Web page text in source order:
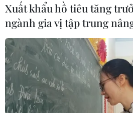
Xuất khẩu hồ tiêu tăng
ngành gia vị tập trung